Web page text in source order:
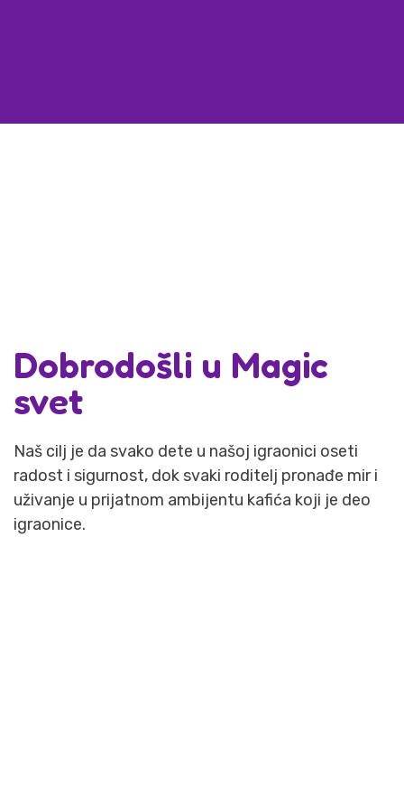
Dobrodošli u Magic
svet
Naš cilj je da svako dete u našoj igraonici oseti
radost i sigurnost, dok svaki roditelj pronađe mir i
uživanje u prijatnom ambijentu kafića koji je deo
igraonice.